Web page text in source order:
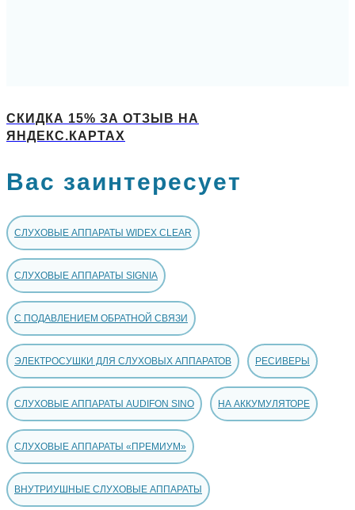
СКИДКА 15% ЗА ОТЗЫВ НА
ЯНДЕКС.КАРТАХ
Вас заинтересует
СЛУХОВЫЕ АППАРАТЫ WIDEX CLEAR
СЛУХОВЫЕ АППАРАТЫ SIGNIA
C ПОДАВЛЕНИЕМ ОБРАТНОЙ СВЯЗИ
ЭЛЕКТРОСУШКИ ДЛЯ СЛУХОВЫХ АППАРАТОВ РЕСИВЕРЫ
СЛУХОВЫЕ АППАРАТЫ AUDIFON SINO НА АККУМУЛЯТОРЕ
СЛУХОВЫЕ АППАРАТЫ «ПРЕМИУМ»
ВНУТРИУШНЫЕ СЛУХОВЫЕ АППАРАТЫ